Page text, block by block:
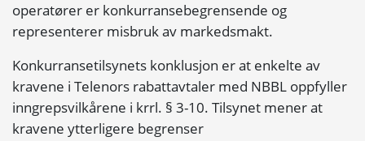
operatører er konkurransebegrensende og
representerer misbruk av markedsmakt.
Konkurransetilsynets konklusjon er at enkelte av
kravene i Telenors rabattavtaler med NBBL oppfyller
inngrepsvilkårene i krrl. § 3-10. Tilsynet mener at
kravene ytterligere begrenser